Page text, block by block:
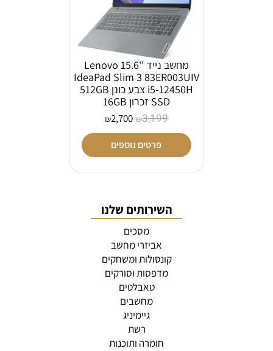
מחשב נייד ''15.6 Lenovo
IdeaPad Slim 3 83ER003UIV
i5-12450H צבע כונן 512GB
SSD זכרון 16GB
₪3,199
₪2,700
פרטים נוספים
השירותים שלנו
מסכים
אביזרי מחשב
קונסולות ומשחקים
מדפסות וסורקים
טאבלטים
מחשבים
גיימיניג
רשת
חומרה ותוכנות